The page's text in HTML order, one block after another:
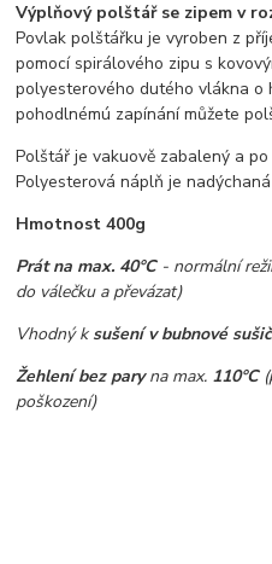
Výplňový polštář se zipemv
Povlak polštářku je vyroben z
pomocí spirálového zipu s
polyesterového dutého vlákna o
pohodlnémú zapínání můžete
Polštář je vakuově zabalený a
Polyesterová náplň je
Hmotnost 400g
Prát na max. 40°C- normální
do válečku a převázat)
Vhodný k sušení v bubnové
Žehlení bez paryna max. 110°C
poškození)